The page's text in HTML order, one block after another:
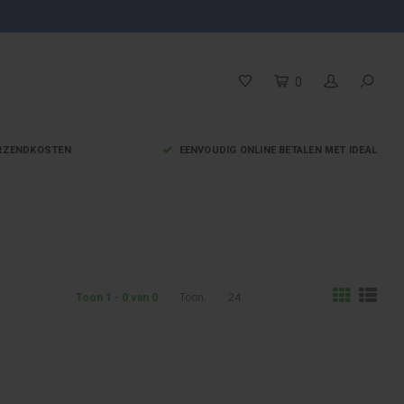
0
EENVOUDIG ONLINE BETALEN MET IDEAL
Toon 1 - 0 van 0 Toon: 24